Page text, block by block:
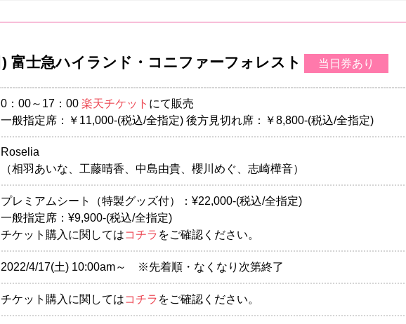
富士急ハイランド・コニファーフォレスト
当日券あり
0：00～17：00 楽天チケット にて販売
一般指定席：￥11,000-(税込/全指定) 後方見切れ席：￥8,800-(税込/全指定)
Roselia
（相羽あいな、工藤晴香、中島由貴、櫻川めぐ、志崎樺音）
プレミアムシート（特製グッズ付）：¥22,000-(税込/全指定)
一般指定席：¥9,900-(税込/全指定)
チケット購入に関してはコチラ をご確認ください。
2022/4/17(土) 10:00am～ ※先着順・なくなり次第終了
チケット購入に関してはコチラ をご確認ください。